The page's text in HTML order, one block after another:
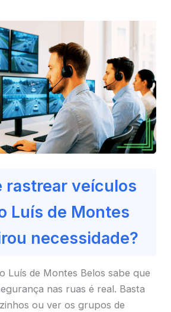
rastrear veículos
Luís de Montes
necessidade?
Luís de Montes Belos sabe que
nas ruas é real. Basta
ou ver os grupos de